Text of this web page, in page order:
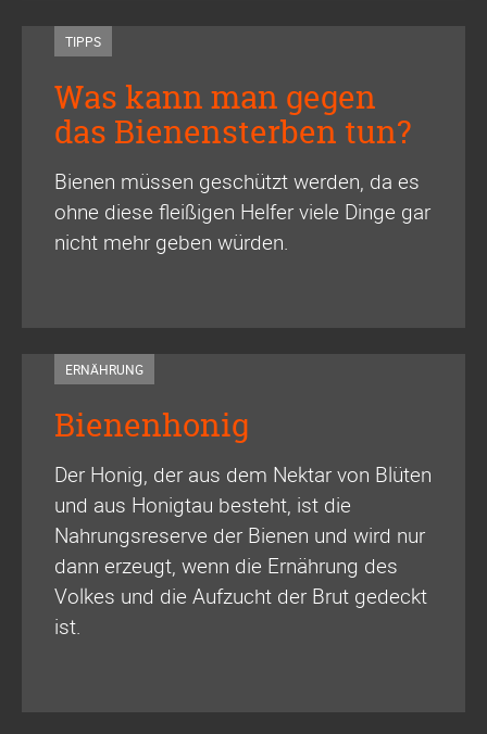
TIPPS
Was kann man gegen
das Bienensterben tun?
Bienen müssen geschützt werden, da es
ohne diese fleißigen Helfer viele Dinge gar
nicht mehr geben würden.
ERNÄHRUNG
Bienenhonig
Der Honig, der aus dem Nektar von Blüten
und aus Honigtau besteht, ist die
Nahrungsreserve der Bienen und wird nur
dann erzeugt, wenn die Ernährung des
Volkes und die Aufzucht der Brut gedeckt
ist.